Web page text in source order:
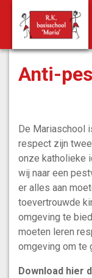
Anti-
De Mariaschool
respect zijn
onze katholieke
wij naar een
er alles aan
toevertrouwde
omgeving te
moeten leren
omgeving om te
Download hier